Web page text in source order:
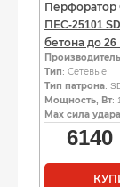
ПЕС-25101
бетона до
Производитель
Тип: Сетевые
Тип патрона:
Мощность, Вт:
Мах сила
6140